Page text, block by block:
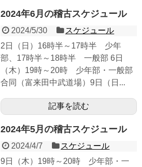
2024年6月の稽古スケジュール
2024/5/30
スケジュール
2日（日）16時半～17時半 少年
部、17時半～18時半 一般部 6日
（木）19時～20時 少年部・一般部
合同（富来田中武道場）9日（日...
記事を読む
2024年5月の稽古スケジュール
2024/4/7
スケジュール
9日（木）19時～20時 少年部・一